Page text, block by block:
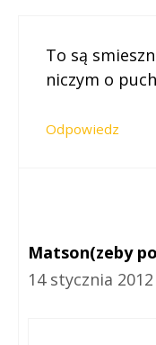
To są
niczym o
Odpowiedz
Matson(zeby
14 stycznia